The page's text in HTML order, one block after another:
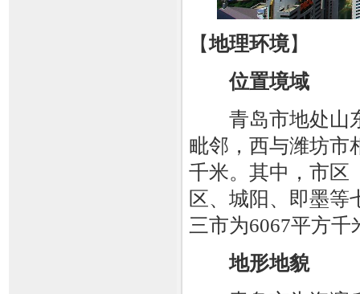
【地理环境】
位置境域
青岛市地处山东
毗邻，西与潍坊市
千米。其中，市区
区、城阳、即墨等
三市为6067平方千
地形地貌